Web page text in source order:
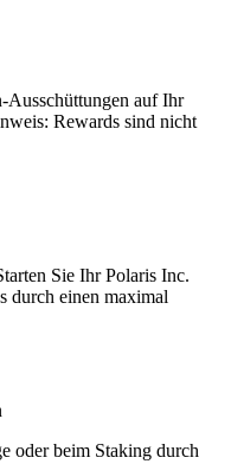
Ausschüttungen auf Ihr
Rewards sind nicht
Sie Ihr Polaris Inc.
durch einen maximal
oder beim Staking durch